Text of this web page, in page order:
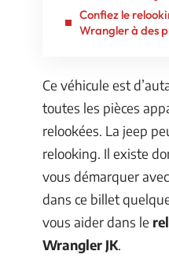
Confiez le
Wrangler à des
Ce véhicule est
toutes les pièces
relookées. La jeep
relooking. Il existe
vous démarquer
dans ce billet
vous aider dans le
Wrangler JK.